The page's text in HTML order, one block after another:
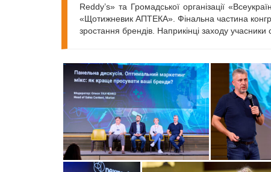
Reddy’s» та Громадської організації
«Щотижневик АПТЕКА». Фінальна частина
зростання брендів. Наприкінці заходу